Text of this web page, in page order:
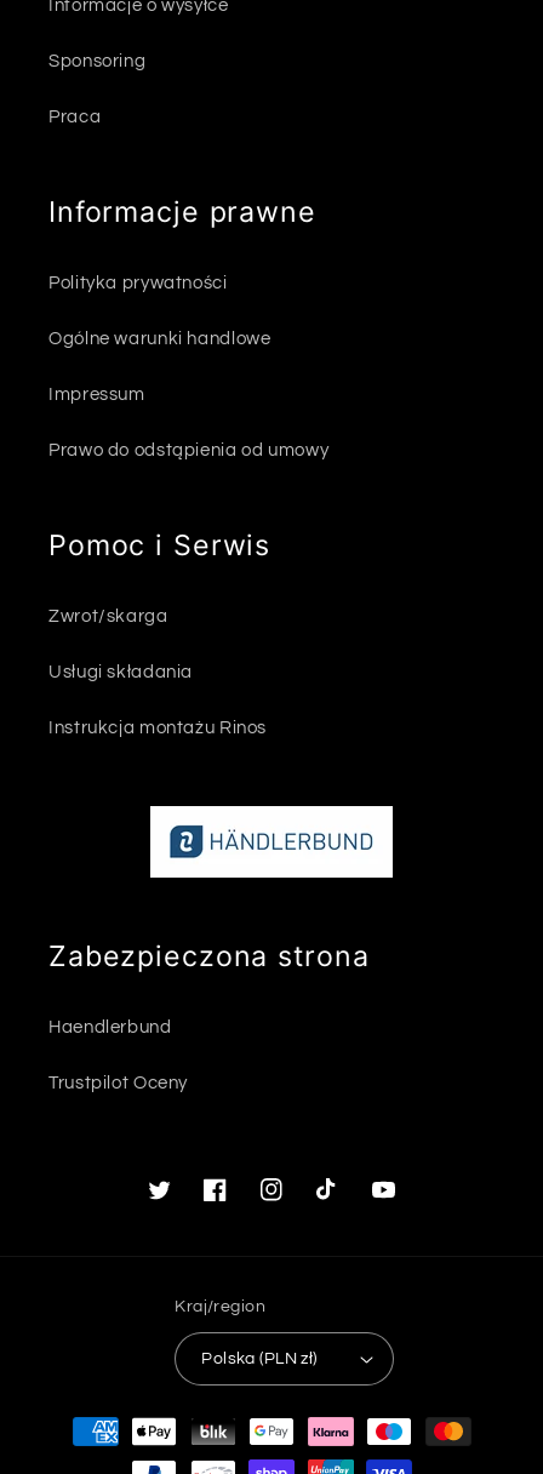
Informacje o wysyłce
Sponsoring
Praca
Informacje prawne
Polityka prywatności
Ogólne warunki handlowe
Impressum
Prawo do odstąpienia od umowy
Pomoc i Serwis
Zwrot/skarga
Usługi składania
Instrukcja montażu Rinos
Zabezpieczona strona
Haendlerbund
Trustpilot Oceny
TwitterFacebookInstagramTikTok Youtube
Kraj/region
Polska (PLN zł)
Metody
płatności